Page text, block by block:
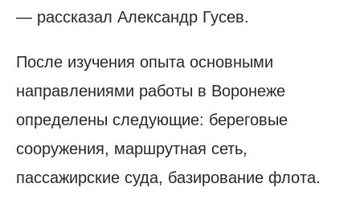
— рассказал Александр Гусев.
После изучения опыта основными
направлениями работы в Воронеже
определены следующие: береговые
сооружения, маршрутная сеть,
пассажирские суда, базирование флота.